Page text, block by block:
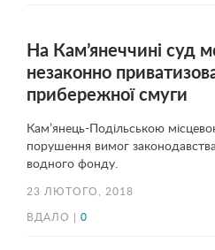
На Кам’янеччині суд
незаконно
прибережної смуги
Кам’янець-Подільською
порушення вимог
водного фонду.
23 ЛЮТОГО, 2018
ВДАЛО | 0